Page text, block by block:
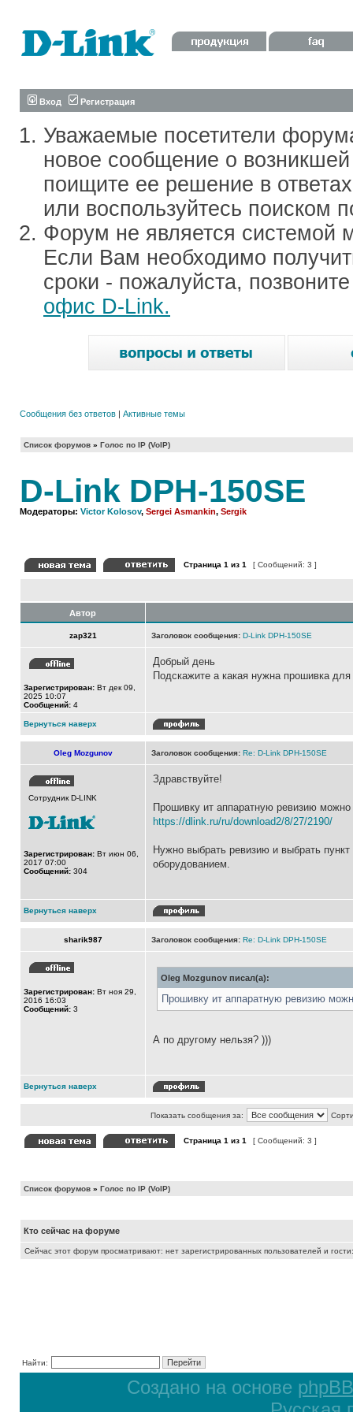
Вход Регистрация
Уважаемые посетители
новое сообщение о
поищите ее решение в
или воспользуйтесь поиском
Форум не является системой
Если Вам необходимо
сроки - пожалуйста,
офис D-Link.
Сообщения без ответов | Активные темы
Список форумов » Голос по IP (VoIP)
D-Link DPH-150SE
Модераторы: Victor Kolosov, Sergei Asmankin, Sergik
Страница 1 из 1 [ Сообщений: 3 ]
Автор
zap321 Заголовок сообщения: D-Link DPH-150SE
Зарегистрирован: Вт дек 09,
2025 10:07
Сообщений: 4
Добрый день
Подскажите а какая нужна прошивка
Вернуться наверх
Oleg Mozgunov Заголовок сообщения: Re: D-Link DPH-150SE
Сотрудник D-LINK
Зарегистрирован: Вт июн 06,
2017 07:00
Сообщений: 304
Здравствуйте!
Прошивку ит аппаратную ревизию
https://dlink.ru/ru/download2/8/27/2190/
Нужно выбрать ревизию и выбрать
оборудованием.
Вернуться наверх
sharik987 Заголовок сообщения: Re: D-Link DPH-150SE
Зарегистрирован: Вт ноя 29,
2016 16:03
Сообщений: 3
Oleg Mozgunov писал(а):
Прошивку ит аппаратную ревизию
А по другому нельзя? )))
Вернуться наверх
Показать сообщения за:
Страница 1 из 1 [ Сообщений: 3 ]
Список форумов » Голос по IP (VoIP)
Кто сейчас на форуме
Сейчас этот форум просматривают: нет зарегистрированных пользователей и
Найти:
Создано на основе phpBB